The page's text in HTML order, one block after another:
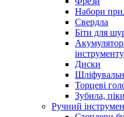
Набори
Свердла
Біти для
Диски
Торцеві
Зубила, піки
Ручний